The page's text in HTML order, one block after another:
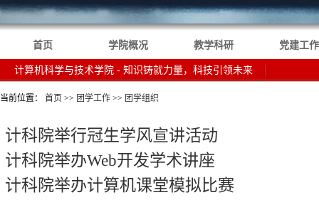
首页 学院概况 教学科研 党建工作
计算机科学与技术学院 - 知识铸就力量，科技引领未来
当前位置： 首页 >> 团学工作 >> 团学组织
计科院举行冠生学风宣讲活动
计科院举办Web开发学术讲座
计科院举办计算机课堂模拟比赛